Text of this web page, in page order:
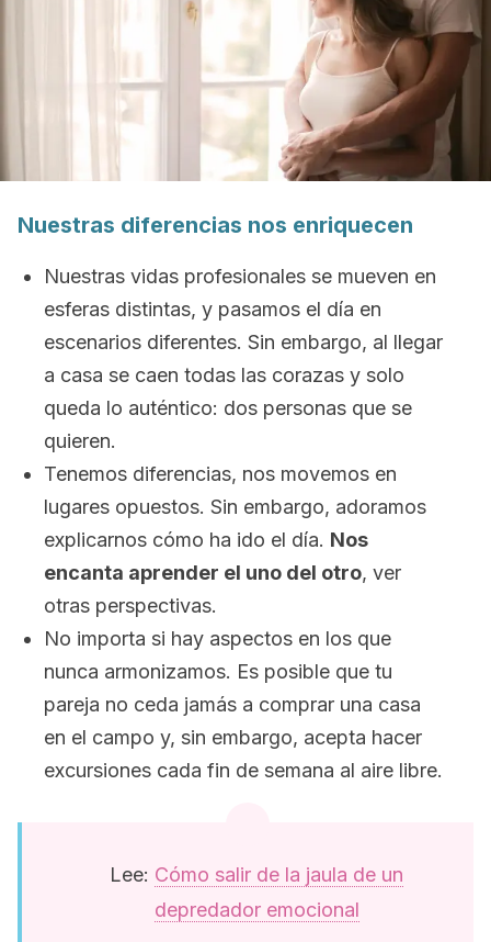
Nuestras diferencias nos enriquecen
Nuestras vidas profesionales se mueven en
esferas distintas, y pasamos el día en
escenarios diferentes. Sin embargo, al llegar
a casa se caen todas las corazas y solo
queda lo auténtico: dos personas que se
quieren.
Tenemos diferencias, nos movemos en
lugares opuestos. Sin embargo, adoramos
explicarnos cómo ha ido el día. Nos
encanta aprender el uno del otro, ver
otras perspectivas.
No importa si hay aspectos en los que
nunca armonizamos. Es posible que tu
pareja no ceda jamás a comprar una casa
en el campo y, sin embargo, acepta hacer
excursiones cada fin de semana al aire libre.
Lee: Cómo salir de la jaula de un
depredador emocional